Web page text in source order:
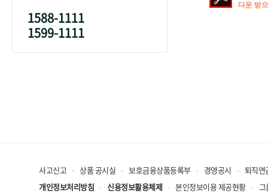
1588-1111
1599-1111
다운 받
사고신고 상품 공시실 보호금융상품등록부 경영공시
퇴직연
개인정보처리방침
신용정보활용체제 본인정보이용 제공현황 그